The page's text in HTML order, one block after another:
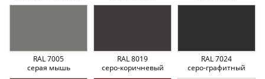
RAL 7005
серая мышь
RAL 8019
серо-коричневый
RAL 7024
серо-графитный